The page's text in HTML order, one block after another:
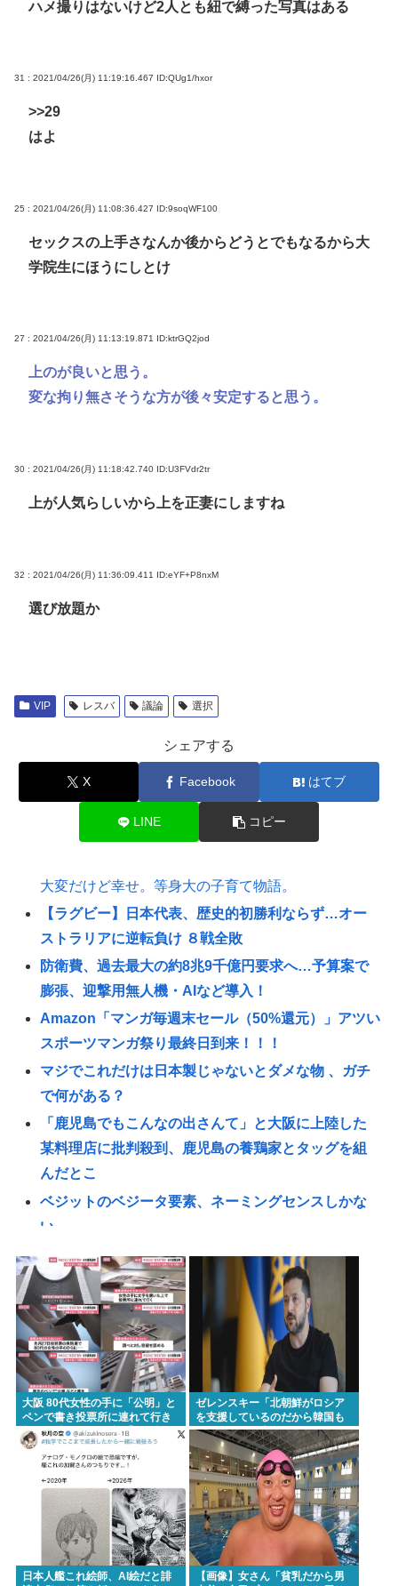
ハメ撮りはないけど2人とも紐で縛った写真はある
31 : 2021/04/26(月) 11:19:16.467 ID:QUg1/hxor
>>29
はよ
25 : 2021/04/26(月) 11:08:36.427 ID:9soqWF100
セックスの上手さなんか後からどうとでもなるから大
学院生にほうにしとけ
27 : 2021/04/26(月) 11:13:19.871 ID:ktrGQ2jod
上のが良いと思う。
変な拘り無さそうな方が後々安定すると思う。
30 : 2021/04/26(月) 11:18:42.740 ID:U3FVdr2tr
上が人気らしいから上を正妻にしますね
32 : 2021/04/26(月) 11:36:09.411 ID:eYF+P8nxM
選び放題か
VIP レスバ 議論 選択
シェアする
X Facebook はてブ
LINE コピー
大変だけど幸せ。等身大の子育て物語。
【ラグビー】日本代表、歴史的初勝利ならず…オー
ストラリアに逆転負け ８戦全敗
防衛費、過去最大の約8兆9千億円要求へ…予算案で
膨張、迎撃用無人機・AIなど導入！
Amazon「マンガ毎週末セール（50%還元）」アツい
スポーツマンガ祭り最終日到来！！！
マジでこれだけは日本製じゃないとダメな物 、ガチ
で何がある？
「鹿児島でもこんなの出さんて」と大阪に上陸した
某料理店に批判殺到、鹿児島の養鶏家とタッグを組
んだとこ
ベジットのベジータ要素、ネーミングセンスしかな
い
クーラーつけるくらいなら死を選ぶ 7割超え
【画像】CANDY TUNEのJKコス、誇張抜きでレベ
チかわいいwww 【Pickup08082959】
冨樫義博「ヒソカは最強なんだぁ…本気出してない
だけなんだぁ…」👈こいつのこの情熱なんなの？
『食料自給率』の低い日本が「核兵器で国を守
る！」って、頭おかしくね？食べ物止められたら終
わりじゃん
【衝撃】ナイフ犯人さん、警察官が拳銃なしで現行
犯逮捕・・・・・・・・・
【画像】BMWの女性店員さん、ムホすぎるwww
高市首相、公用車を3000万円超の新型センチュリー
SUVに変更www
大阪 80代女性の手に「公明」と
ペンで書き投票所に連れて行き
投票干渉 60女を送検【いさ酒
場】
ゼレンスキー「北朝鮮がロシア
を支援しているのだから韓国も
ウクライナを支援しろ」
日本人艦これ絵師、AI絵だと誹
【画像】女さん「貧乳だから男